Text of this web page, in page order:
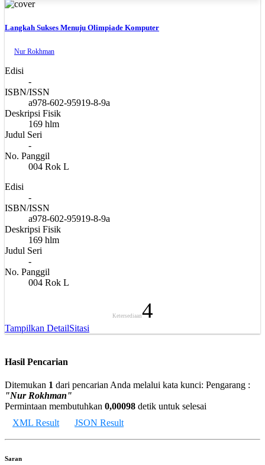
Langkah Sukses Menuju Olimpiade Komputer
Nur Rokhman
Edisi
-
ISBN/ISSN
a978-602-95919-8-9a
Deskripsi Fisik
169 hlm
Judul Seri
-
No. Panggil
004 Rok L
Edisi
-
ISBN/ISSN
a978-602-95919-8-9a
Deskripsi Fisik
169 hlm
Judul Seri
-
No. Panggil
004 Rok L
Ketersediaan4
Tampilkan DetailSitasi
Hasil Pencarian
Ditemukan 1 dari pencarian Anda melalui kata kunci: Pengarang :
"Nur Rokhman"
Permintaan membutuhkan 0,00098 detik untuk selesai
XML Result
JSON Result
Saran